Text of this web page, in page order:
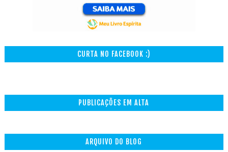
CURTA NO FACEBOOK :)
PUBLICAÇÕES EM ALTA
ARQUIVO DO BLOG